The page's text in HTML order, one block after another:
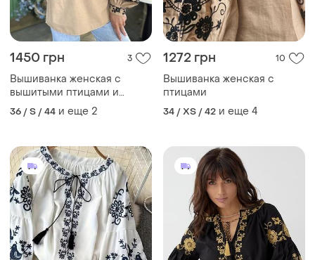
1450 грн 3
Вышиванка женская с
вышитыми птицами и
цветами бежевая
36 / S / 44 и еще 2
1272 грн 10
Вышиванка женская с
птицами
34 / XS / 42 и еще 4